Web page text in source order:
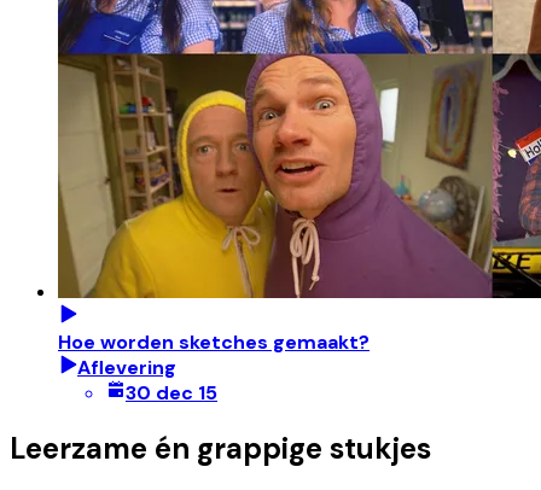
Hoe worden sketches gemaakt?
Aflevering
30 dec 15
Leerzame én grappige stukjes